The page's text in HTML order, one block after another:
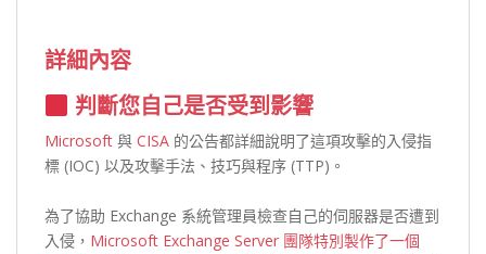
詳細內容
判斷您自己是否受到影響
Microsoft 與 CISA 的公告都詳細說明了這項攻擊的入侵指
標 (IOC) 以及攻擊手法、技巧與程序 (TTP)。
為了協助 Exchange 系統管理員檢查自己的伺服器是否遭到
入侵， Microsoft Exchange Server 團隊特別製作了一個